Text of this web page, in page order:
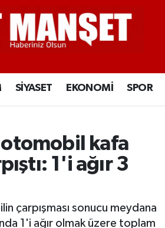
SİYASET EKONOMİ SPOR
kafa
1'i ağır 3
çarpışması sonucu meydana
1'i ağır olmak üzere toplam
Haritası
Durumu ve Fikstür